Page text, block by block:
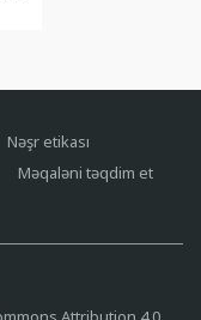
Nəşr etikası
Məqaləni təqdim et
Attribution 4.0